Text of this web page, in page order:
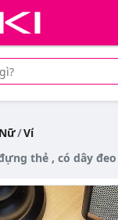
giá rẻ
Ví
thẻ , có dây đeo